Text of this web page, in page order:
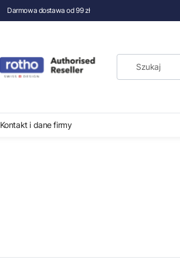
Darmowa dostawa od 99 zł
Kontakt i dane firmy